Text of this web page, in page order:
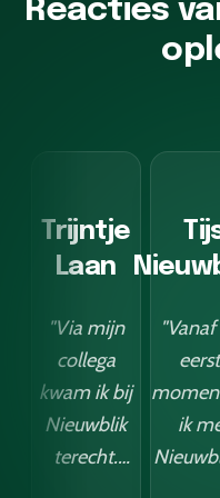
Reacties
Trijntje
Laan
"Via mijn
collega
kwam ik bij
Nieuwblik
terecht.
ik